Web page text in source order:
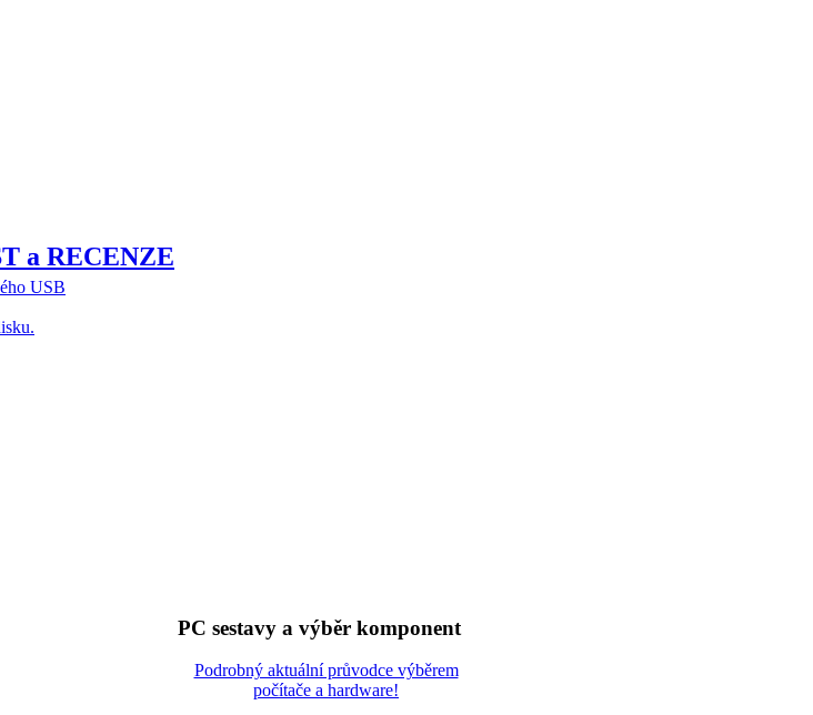
a RECENZE
USB
PC sestavy a výběr komponent
Podrobný aktuální průvodce výběrem
počítače a hardware!